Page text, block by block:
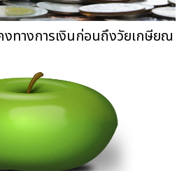
ทางการเงินก่อนถึงวัยเกษียณ